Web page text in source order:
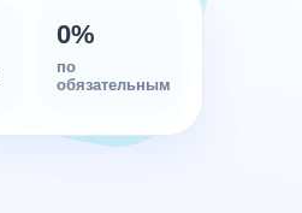
0%
по
обязательным